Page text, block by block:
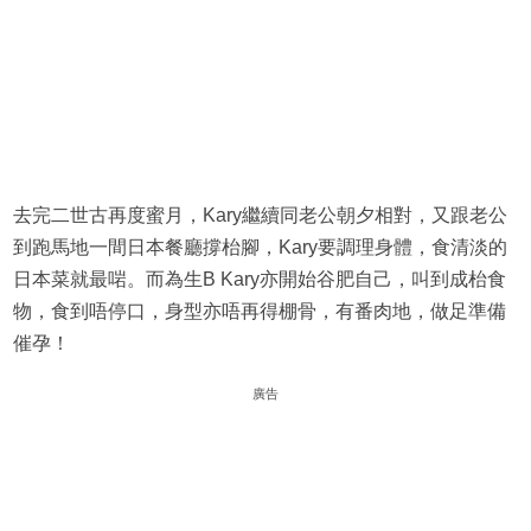
去完二世古再度蜜月，Kary繼續同老公朝夕相對，又跟老公
到跑馬地一間日本餐廳撐枱腳，Kary要調理身體，食清淡的
日本菜就最啱。而為生B Kary亦開始谷肥自己，叫到成枱食
物，食到唔停口，身型亦唔再得棚骨，有番肉地，做足準備
催孕！
廣告